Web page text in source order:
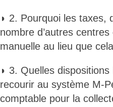
◗ 2. Pourquoi les taxes,
nombre d’autres
manuelle au lieu que
◗ 3. Quelles
recourir au système M-
comptable pour la